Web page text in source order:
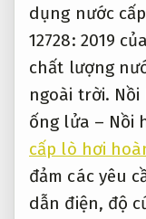
dụng nước
12728: 2019
chất lượng
ngoài trời.
ống lửa – Nồi
cấp lò hơi
đảm các yêu
dẫn điện, độ